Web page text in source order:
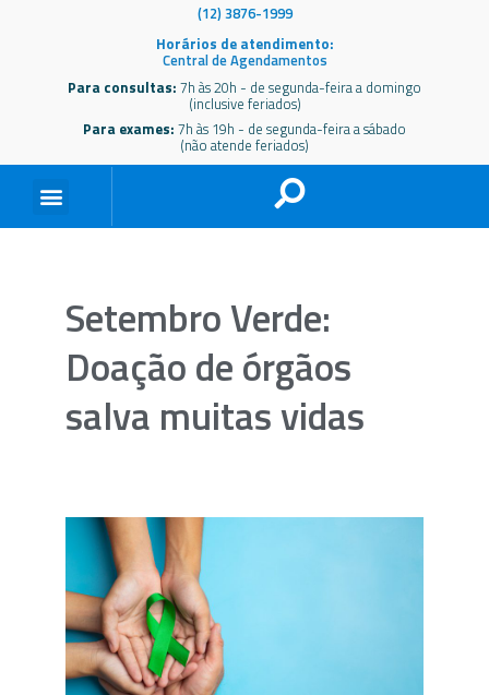
(12) 3876-1999
Horários de atendimento:
Central de Agendamentos
Para consultas: 7h às 20h - de segunda-feira a domingo
(inclusive feriados)
Para exames: 7h às 19h - de segunda-feira a sábado
(não atende feriados)
Setembro Verde:
Doação de órgãos
salva muitas vidas